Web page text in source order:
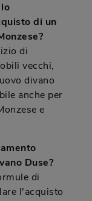
di un
di
vecchi,
divano
anche per
e
Duse?
di
l'acquisto